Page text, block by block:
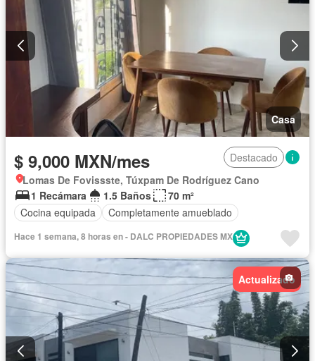
Casa
$ 9,000 MXN/mes
Destacado
Lomas De Fovissste, Túxpam De Rodríguez Cano
1 Recámara
1.5 Baños
70 m²
Cocina equipada
Completamente amueblado
Hace 1 semana, 8 horas en - DALC PROPIEDADES MX
Actualizado